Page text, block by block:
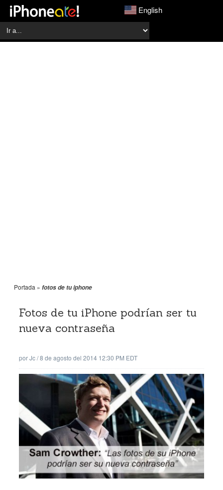
English
Portada » fotos de tu iphone
Fotos de tu iPhone podrían ser tu
nueva contraseña
porJc/8 de agosto del 2014 12:30 PM EDT